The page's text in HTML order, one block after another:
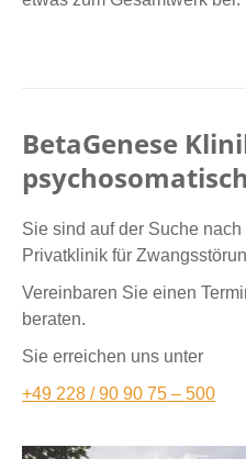
BetaGenese
Sie sind auf der Suche
Privatklinik für
Vereinbaren Sie einen
beraten.
Sie erreichen uns unter
+49 228 / 90 90 75 – 500